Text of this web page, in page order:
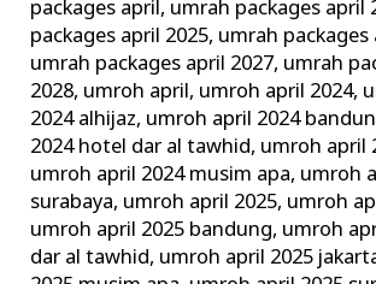
packages april, umrah packages april
packages april 2025, umrah packages
umrah packages april 2027, umrah
2028, umroh april, umroh april 2024,
2024 alhijaz, umroh april 2024
2024 hotel dar al tawhid, umroh april
umroh april 2024 musim apa, umroh
surabaya, umroh april 2025, umroh
umroh april 2025 bandung, umroh
dar al tawhid, umroh april 2025